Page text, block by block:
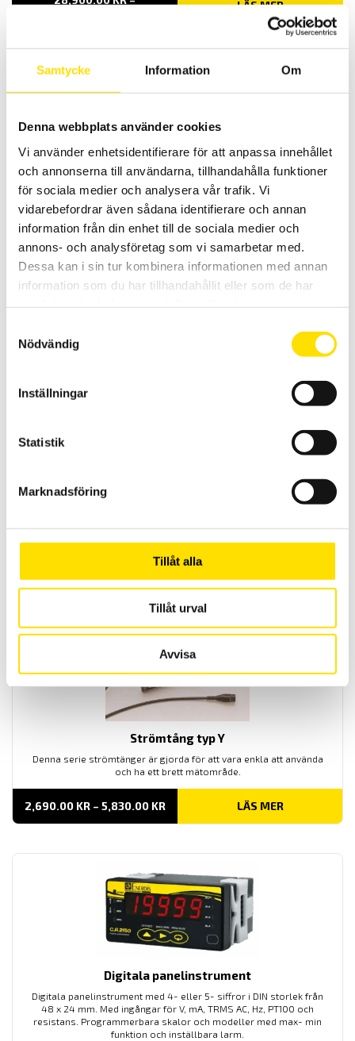
Samtycke Information Om
Denna webbplats använder cookies
Vi använder enhetsidentifierare för att anpassa innehållet
och annonserna till användarna, tillhandahålla funktioner
för sociala medier och analysera vår trafik. Vi
vidarebefordrar även sådana identifierare och annan
information från din enhet till de sociala medier och
annons- och analysföretag som vi samarbetar med.
Dessa kan i sin tur kombinera informationen med annan
information som du har tillhandahållit eller som de har
Nödvändig
Inställningar
Statistik
Marknadsföring
Tillåt alla
Tillåt urval
Avvisa
LÄS MER
MX9030 Differentialprob batteridrift
30 MHz batteridriven differentialprob för alla oscilloskop.
5,365.00KR LÄS MER
Relaterade produkter
enkel rapportgenerering även till excel. Med färgskärm som har
grafisk inkopplingsanvisning. Med spänningsfallsmätning och
PRISINTERVALL:
21,595.00 KR
TILL
29,900.00 KR
Strömtång typ Y
Denna serie strömtänger är gjorda för att vara enkla att använda
och ha ett brett mätområde.
2,690.00 KR – 5,830.00 KRPRISINTERVALL:
TILL
LÄS MER
Digitala panelinstrument
Digitala panelinstrument med 4- eller 5- siffror i DIN storlek från
48 x 24 mm. Med ingångar för V, mA, TRMS AC, Hz, PT100 och
resistans. Programmerbara skalor och modeller med max- min
funktion och inställbara larm.